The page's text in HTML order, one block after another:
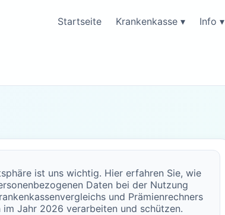
Startseite Krankenkasse ▾ Info ▾
ist uns wichtig. Hier erfahren Sie, wie
Daten bei der Nutzung
und Prämienrechners
im Jahr 2026 verarbeiten und schützen.